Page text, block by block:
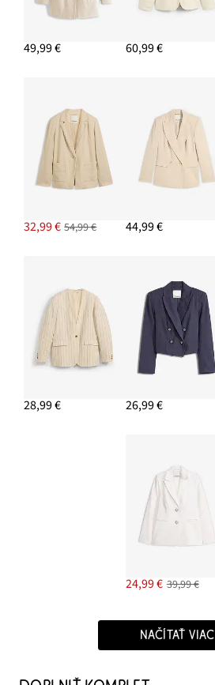
PRIDAŤ DO KOŠÍKA
PRIDAŤ DO KOŠÍKA
49,99 € 60,99 €
32,99 € 54,99 € 44,99 €
28,99 € 26,99 €
24,99 € 39,99 €
NAČÍTAŤ VIAC